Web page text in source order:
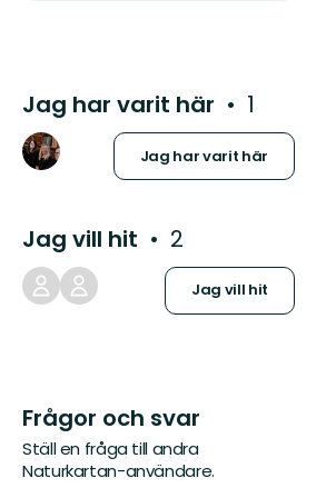
Jag har varit här 1
Jag har varit här
Jag vill hit 2
Jag vill hit
Frågor och svar
Ställ en fråga till andra
Naturkartan-användare.